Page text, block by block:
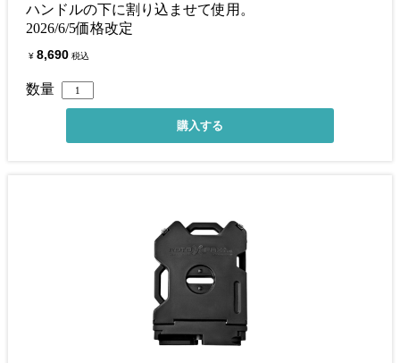
ハンドルの下に割り込ませて使用。
2026/6/5価格改定
¥ 8,690 税込
数量